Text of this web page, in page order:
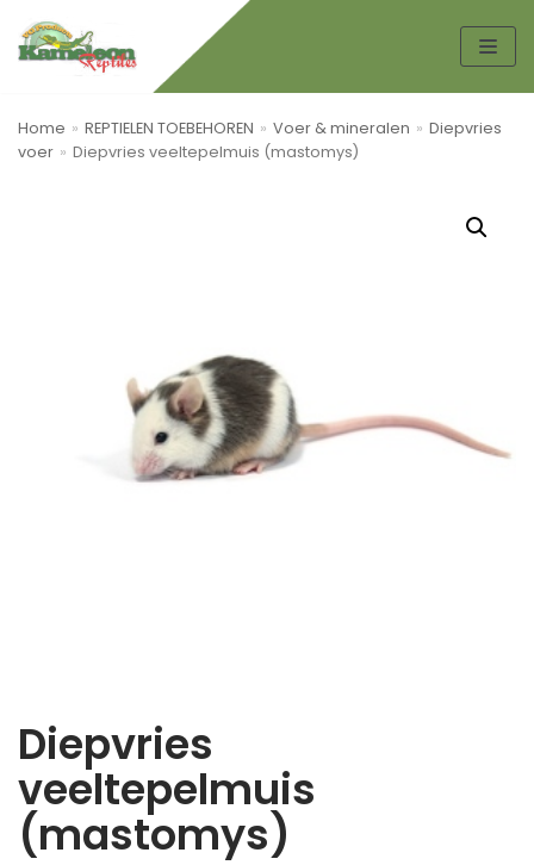
Spring
de
inhoud
Home » REPTIELEN TOEBEHOREN » Voer & mineralen » Diepvries
voer » Diepvries veeltepelmuis (mastomys)
Diepvries
veeltepelmuis
(mastomys)